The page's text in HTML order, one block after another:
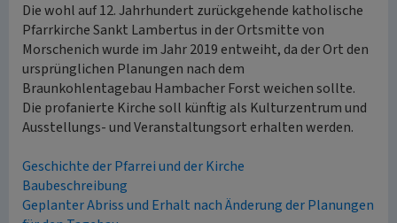
Die wohl auf 12. Jahrhundert zurückgehende katholische
Pfarrkirche Sankt Lambertus in der Ortsmitte von
Morschenich wurde im Jahr 2019 entweiht, da der Ort den
ursprünglichen Planungen nach dem
Braunkohlentagebau Hambacher Forst weichen sollte.
Die profanierte Kirche soll künftig als Kulturzentrum und
Ausstellungs- und Veranstaltungsort erhalten werden.
Geschichte der Pfarrei und der Kirche
Baubeschreibung
Geplanter Abriss und Erhalt nach Änderung der Planungen